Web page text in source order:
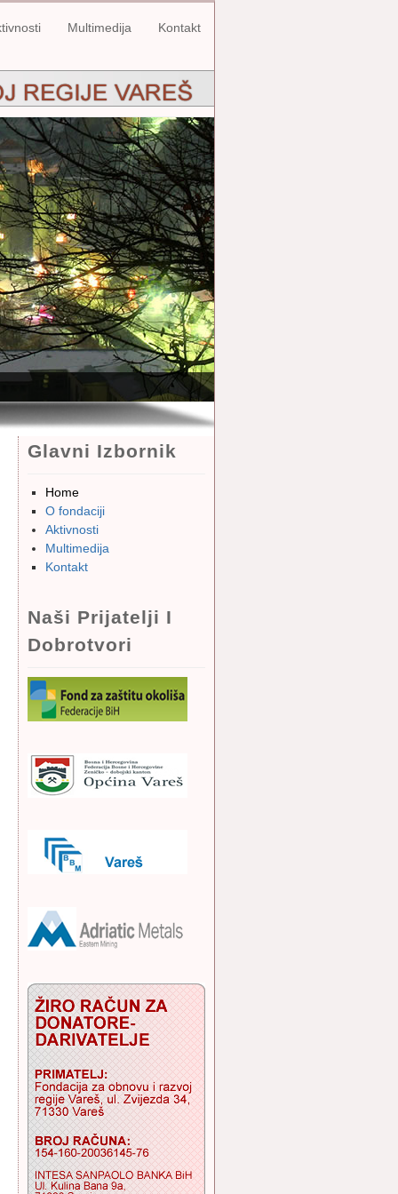
Multimedija Kontakt
Magcobar u Irskoj umjesto u Varešu
Glavni Izbornik
Home
O fondaciji
Aktivnosti
Multimedija
Kontakt
Naši Prijatelji I
Dobrotvori